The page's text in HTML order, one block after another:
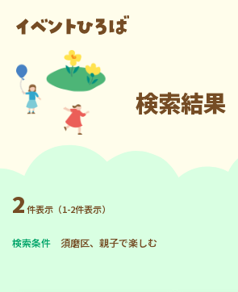
検索結果
2件表示（1-2件表示）
検索条件 須磨区、親子で楽しむ